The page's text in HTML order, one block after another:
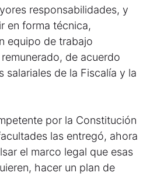
responsabilidades, y
en forma técnica,
equipo de trabajo
de acuerdo
salariales de la Fiscalía y la
por la Constitución
las entregó, ahora
el marco legal que esas
hacer un plan de